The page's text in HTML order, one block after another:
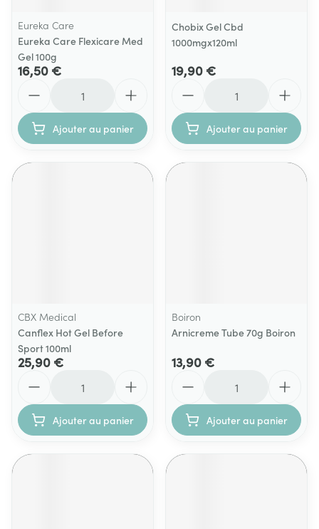
Eureka Care
Eureka Care Flexicare Med
Gel 100g
16,50 €
Ajouter au panier
Chobix Gel Cbd
1000mgx120ml
19,90 €
Ajouter au panier
CBX Medical
Canflex Hot Gel Before
Sport 100ml
25,90 €
Ajouter au panier
Boiron
Arnicreme Tube 70g Boiron
13,90 €
Ajouter au panier